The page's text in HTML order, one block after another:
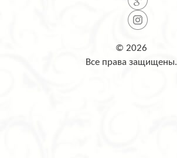
© 2026
Все права защищены.